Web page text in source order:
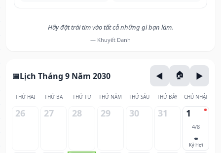
Hãy đặt trái tim vào tất cả những gì bạn làm.
— Khuyết Danh
Lịch Tháng 9 Năm 2030
THỨ HAI THỨ BA THỨ TƯ THỨ NĂM THỨ SÁU THỨ BẢY CHỦ NHẬT
26 27 28 29 30 31 1
4/8
🐖
Kỷ Hợi